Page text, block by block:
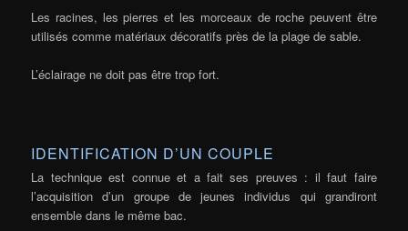
Les racines, les pierres et les morceaux de roche peuvent être
utilisés comme matériaux décoratifs près de la plage de sable.
L’éclairage ne doit pas être trop fort.
IDENTIFICATION D’UN COUPLE
La technique est connue et a fait ses preuves : il faut faire
l’acquisition d’un groupe de jeunes individus qui grandiront
ensemble dans le même bac.